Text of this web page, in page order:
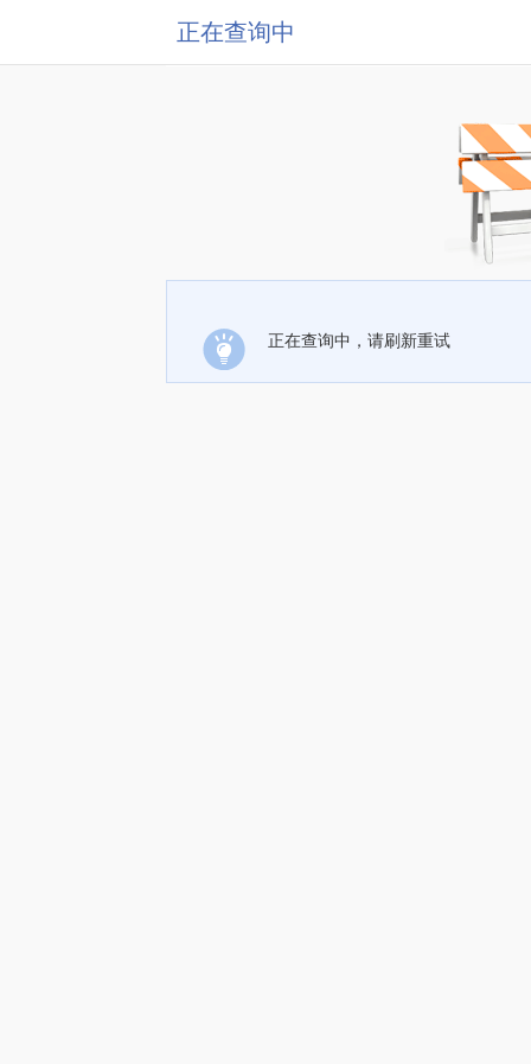
正在查询中
正在查询中，请刷新重试